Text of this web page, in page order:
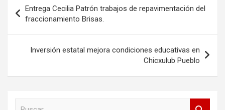
de
entradas
Entrega Cecilia Patrón trabajos de repavimentación del
fraccionamiento Brisas.
Inversión estatal mejora condiciones educativas en
Chicxulub Pueblo